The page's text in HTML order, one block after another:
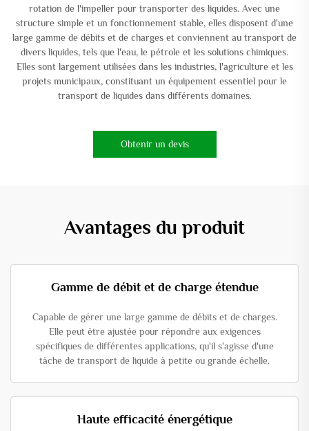
rotation de l'impeller pour transporter des liquides. Avec une
structure simple et un fonctionnement stable, elles disposent d'une
large gamme de débits et de charges et conviennent au transport de
divers liquides, tels que l'eau, le pétrole et les solutions chimiques.
Elles sont largement utilisées dans les industries, l'agriculture et les
projets municipaux, constituant un équipement essentiel pour le
transport de liquides dans différents domaines.
Obtenir un devis
Avantages du produit
Gamme de débit et de charge étendue
Capable de gérer une large gamme de débits et de charges.
Elle peut être ajustée pour répondre aux exigences
spécifiques de différentes applications, qu'il s'agisse d'une
tâche de transport de liquide à petite ou grande échelle.
Haute efficacité énergétique